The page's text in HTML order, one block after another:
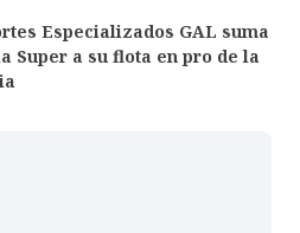
Especializados GAL suma
Super a su flota en pro de la